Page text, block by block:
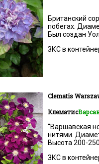
Британский
побегах.
Был создан
ЗКС в
Clematis
Клематис
“Варшавская
нитями.
Высота 200-
ЗКС в